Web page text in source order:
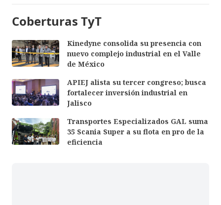
Coberturas TyT
Kinedyne consolida su presencia con
nuevo complejo industrial en el Valle
de México
APIEJ alista su tercer congreso; busca
fortalecer inversión industrial en
Jalisco
Transportes Especializados GAL suma
35 Scania Super a su flota en pro de la
eficiencia